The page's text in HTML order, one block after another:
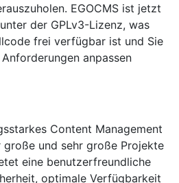
EGOCMS ist jetzt
der GPLv3-Lizenz, was
frei verfügbar ist und Sie
anpassen
Content Management
und sehr große Projekte
eine benutzerfreundliche
optimale Verfügbarkeit